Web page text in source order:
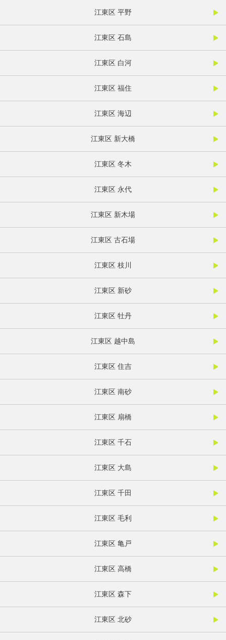
江東区 平野
江東区 石島
江東区 白河
江東区 福住
江東区 海辺
江東区 新大橋
江東区 冬木
江東区 永代
江東区 新木場
江東区 古石場
江東区 枝川
江東区 新砂
江東区 牡丹
江東区 越中島
江東区 住吉
江東区 南砂
江東区 扇橋
江東区 千石
江東区 大島
江東区 千田
江東区 毛利
江東区 亀戸
江東区 高橋
江東区 森下
江東区 北砂